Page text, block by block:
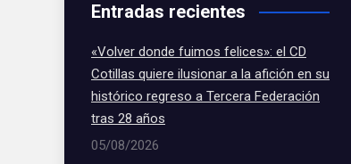
Entradas recientes
«Volver donde fuimos felices»: el CD
Cotillas quiere ilusionar a la afición en su
histórico regreso a Tercera Federación
tras 28 años
05/08/2026